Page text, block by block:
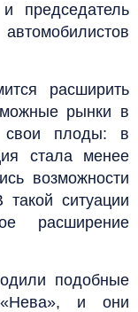
председатель
расширить
рынки в
свои плоды: в
стала менее
возможности
ситуации
расширение
подобные
и они